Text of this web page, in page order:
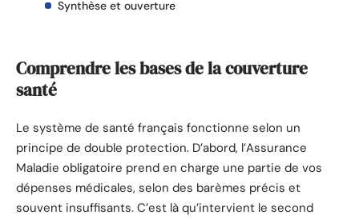
Synthèse et ouverture
Comprendre les bases de la couverture
santé
Le système de santé français fonctionne selon un
principe de double protection. D’abord, l’Assurance
Maladie obligatoire prend en charge une partie de vos
dépenses médicales, selon des barèmes précis et
souvent insuffisants. C’est là qu’intervient le second